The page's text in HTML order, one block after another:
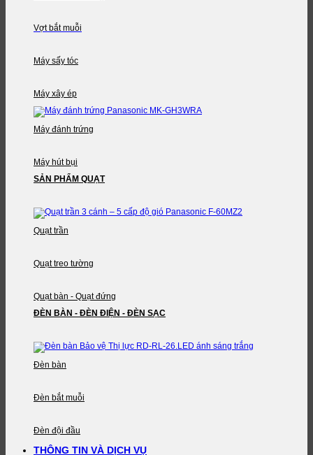
Vợt bắt muỗi
Máy sấy tóc
Máy xây ép
Máy đánh trứng
Máy hút bụi
SẢN PHẨM QUẠT
Quạt trần
Quạt treo tường
Quạt bàn - Quạt đứng
ĐÈN BÀN - ĐÈN ĐIỆN - ĐÈN SẠC
Đèn bàn
Đèn bắt muỗi
Đèn đội đầu
THÔNG TIN VÀ DỊCH VỤ